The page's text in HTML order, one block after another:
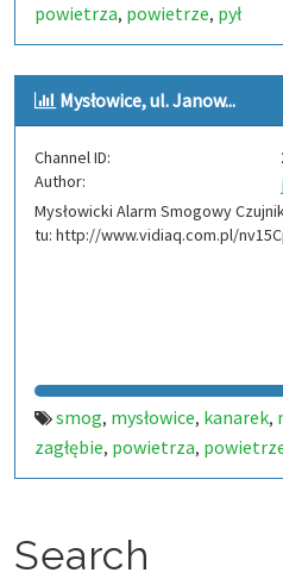
powietrza, powietrze, pył
Mysłowice, ul. Janow...
Channel ID:
Author:
Mysłowicki Alarm Smogowy
tu: http://www.vidiaq.com.pl/
smog, mysłowice, kanarek,
zagłębie, powietrza,
Search